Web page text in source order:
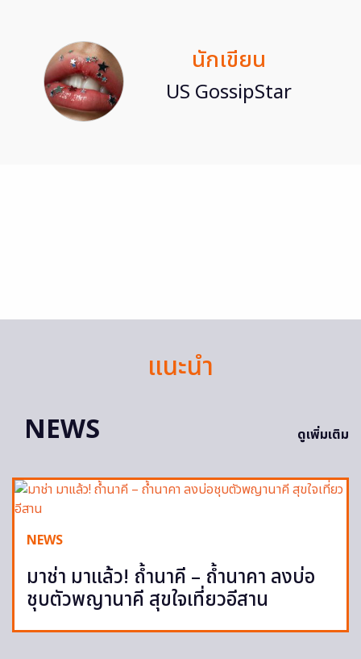
นักเขียน
US GossipStar
แนะนำ
NEWS
ดูเพิ่มเติม
NEWS
มาช่า มาแล้ว! ถ้ำนาคี – ถ้ำนาคา ลงบ่อ
ชุบตัวพญานาคี สุขใจเที่ยวอีสาน